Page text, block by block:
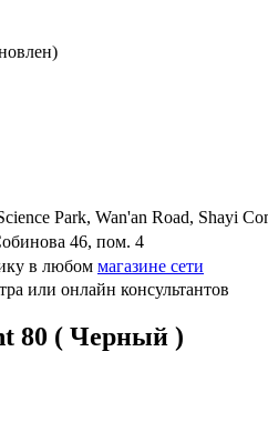
Park, Wan'an Road, Shayi
46, пом. 4
в любом магазине сети
или онлайн консультантов
80 ( Черный )